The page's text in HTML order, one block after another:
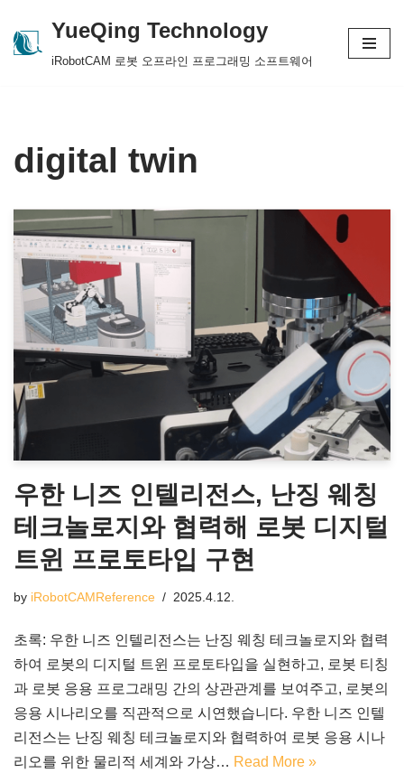
Skip
YueQing Technology
iRobotCAM 로봇 오프라인 프로그래밍 소프트웨어
digital twin
우한 니즈 인텔리전스, 난징 웨칭
테크놀로지와 협력해 로봇 디지털
트윈 프로토타입 구현
by iRobotCAMReference 2025.4.12.
초록: 우한 니즈 인텔리전스는 난징 웨칭 테크놀로지와 협력
하여 로봇의 디지털 트윈 프로토타입을 실현하고, 로봇 티칭
과 로봇 응용 프로그래밍 간의 상관관계를 보여주고, 로봇의
응용 시나리오를 직관적으로 시연했습니다. 우한 니즈 인텔
리전스는 난징 웨칭 테크놀로지와 협력하여 로봇 응용 시나
리오를 위한 물리적 세계와 가상… Read More »